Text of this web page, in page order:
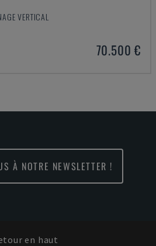
VERTICAL
70.500 €
À NOTRE NEWSLETTER !
en haut